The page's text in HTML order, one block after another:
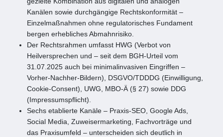
Kanälen sowie durchgängige Rechtskonformität –
Einzelmaßnahmen ohne regulatorisches Fundament
bergen erhebliches Abmahnrisiko.
Der Rechtsrahmen umfasst HWG (Verbot von
Heilversprechen und – seit dem BGH-Urteil vom
31.07.2025 auch bei minimalinvasiven Eingriffen –
Vorher-Nachher-Bildern), DSGVO/TDDDG (Einwilligung,
Cookie-Consent), UWG, MBO-Ä (§ 27) sowie DDG
(Impressumspflicht).
Sechs etablierte Kanäle – Praxis-SEO, Google Ads,
Social Media, Zuweisermarketing, Fachvorträge und
das Praxisumfeld – unterscheiden sich deutlich in